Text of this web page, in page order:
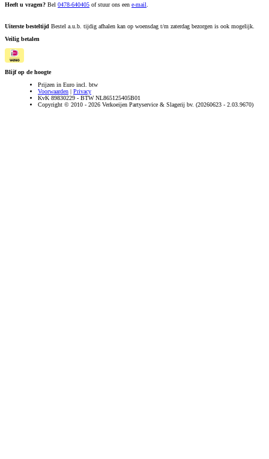
Heeft u vragen? Bel 0478-640405 of stuur ons een e-mail
Uiterste besteltijd Bestel a.u.b. tijdig afhalen kan op woensdag t/m zaterdag bezorgen is ook mogelijk.
Veilig betalen
Blijf op de hoogte
Prijzen in Euro incl. btw
Voorwaarden | Privacy
KvK 89830229 - BTW NL865125405B01
Copyright © 2010 - 2026 Verkoeijen Partyservice & Slagerij bv. (20260623 - 2.03.9670)